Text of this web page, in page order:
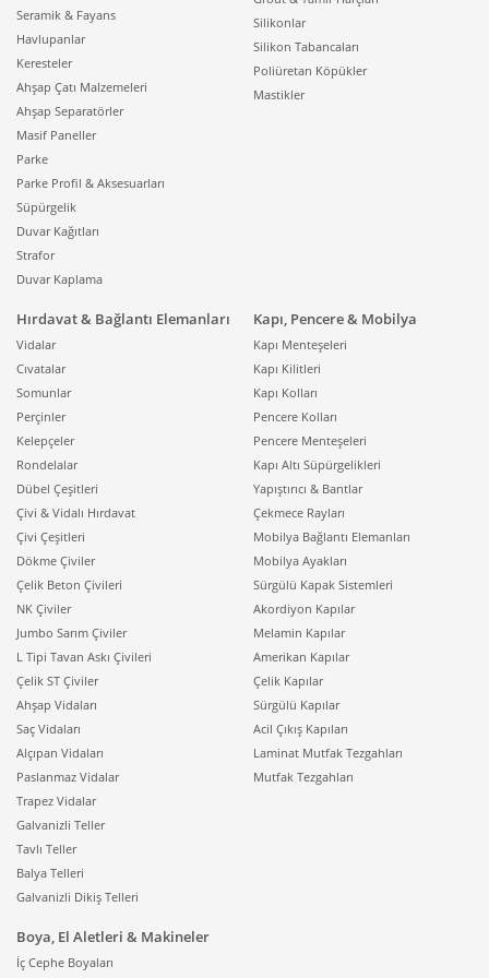
Laboratuvar ortamında milikelvin düzeyinde hassasiyet
gerekebilirken, fırın veya gıda üretim süreçlerinde
yüksek ısıya dayanıklı, çabuk tepki veren sensörlere
ihtiyaç duyulur. Tehlikeli ya da erişimi zor yüzeylerde
isetemassız infrared termometreler
pratik bir çözüm sağlar. Doğru seçilmiş bir termometre,
süreçlerin güvenliğini artırırken aynı zamanda
verimliliği de yükseltir.
Termometre Çeşitleri
Nelerdir?
Termometreler; kullanım alanına, sensör yapısına ve
sınıfları bilmek, ihtiyaçlarınıza en uygun modeli
Dijital Termometreler
Dijital termometreler
, geniş kullanım alanı ve kolay
okunabilir ekranları sayesinde en sık tercih edilen
sıcaklık ölçüm cihazlarıdır. Hızlı ölçüm süreleri, yüksek
doğruluk, farklı prob seçenekleri ve pratik kullanımları
ile hem hobi kullanıcıları hem de profesyoneller için
ideal çözümler sunar. Evde, laboratuvarlarda, üretim
tesislerinde ve bakım faaliyetlerinde güvenle
kullanılabilir.
Lazerli / Infrared
Termometreler
Temassız sıcaklık ölçümü gereken durumlardainfrared
termometreler
öne çıkar. Bu cihazlar; yüksek sıcaklığa
ulaşan parçaların, elektrik panolarının, dönen
makinelerin ve erişimi zor yüzeylerin ölçümünde
önemli avantaj sağlar. Lazer işaretleyici sayesinde
hedef noktayı kolayca belirlemenize imkân tanır.
Endüstriyel bakım, otomotiv, enerji sistemleri, HVAC
(ısıtma-soğutma-havalandırma) ve güvenlik testlerinde
Seramik & Fayans
Havlupanlar
Keresteler
Ahşap Çatı Malzemeleri
Ahşap Separatörler
Masif Paneller
Parke
Parke Profil & Aksesuarları
Süpürgelik
Duvar Kağıtları
Strafor
Duvar Kaplama
Silikonlar
Silikon Tabancaları
Poliüretan Köpükler
Mastikler
Hırdavat & Bağlantı Elemanları
Vidalar
Cıvatalar
Somunlar
Perçinler
Kelepçeler
Rondelalar
Dübel Çeşitleri
Çivi & Vidalı Hırdavat
Çivi Çeşitleri
Dökme Çiviler
Çelik Beton Çivileri
NK Çiviler
Jumbo Sarım Çiviler
L Tipi Tavan Askı Çivileri
Çelik ST Çiviler
Ahşap Vidaları
Saç Vidaları
Alçıpan Vidaları
Paslanmaz Vidalar
Trapez Vidalar
Galvanizli Teller
Tavlı Teller
Balya Telleri
Galvanizli Dikiş Telleri
Kapı, Pencere & Mobilya
Kapı Menteşeleri
Kapı Kilitleri
Kapı Kolları
Pencere Kolları
Pencere Menteşeleri
Kapı Altı Süpürgelikleri
Yapıştırıcı & Bantlar
Çekmece Rayları
Mobilya Bağlantı Elemanları
Mobilya Ayakları
Sürgülü Kapak Sistemleri
Akordiyon Kapılar
Melamin Kapılar
Amerikan Kapılar
Çelik Kapılar
Sürgülü Kapılar
Acil Çıkış Kapıları
Laminat Mutfak Tezgahları
Mutfak Tezgahları
Boya, El Aletleri & Makineler
İç Cephe Boyaları